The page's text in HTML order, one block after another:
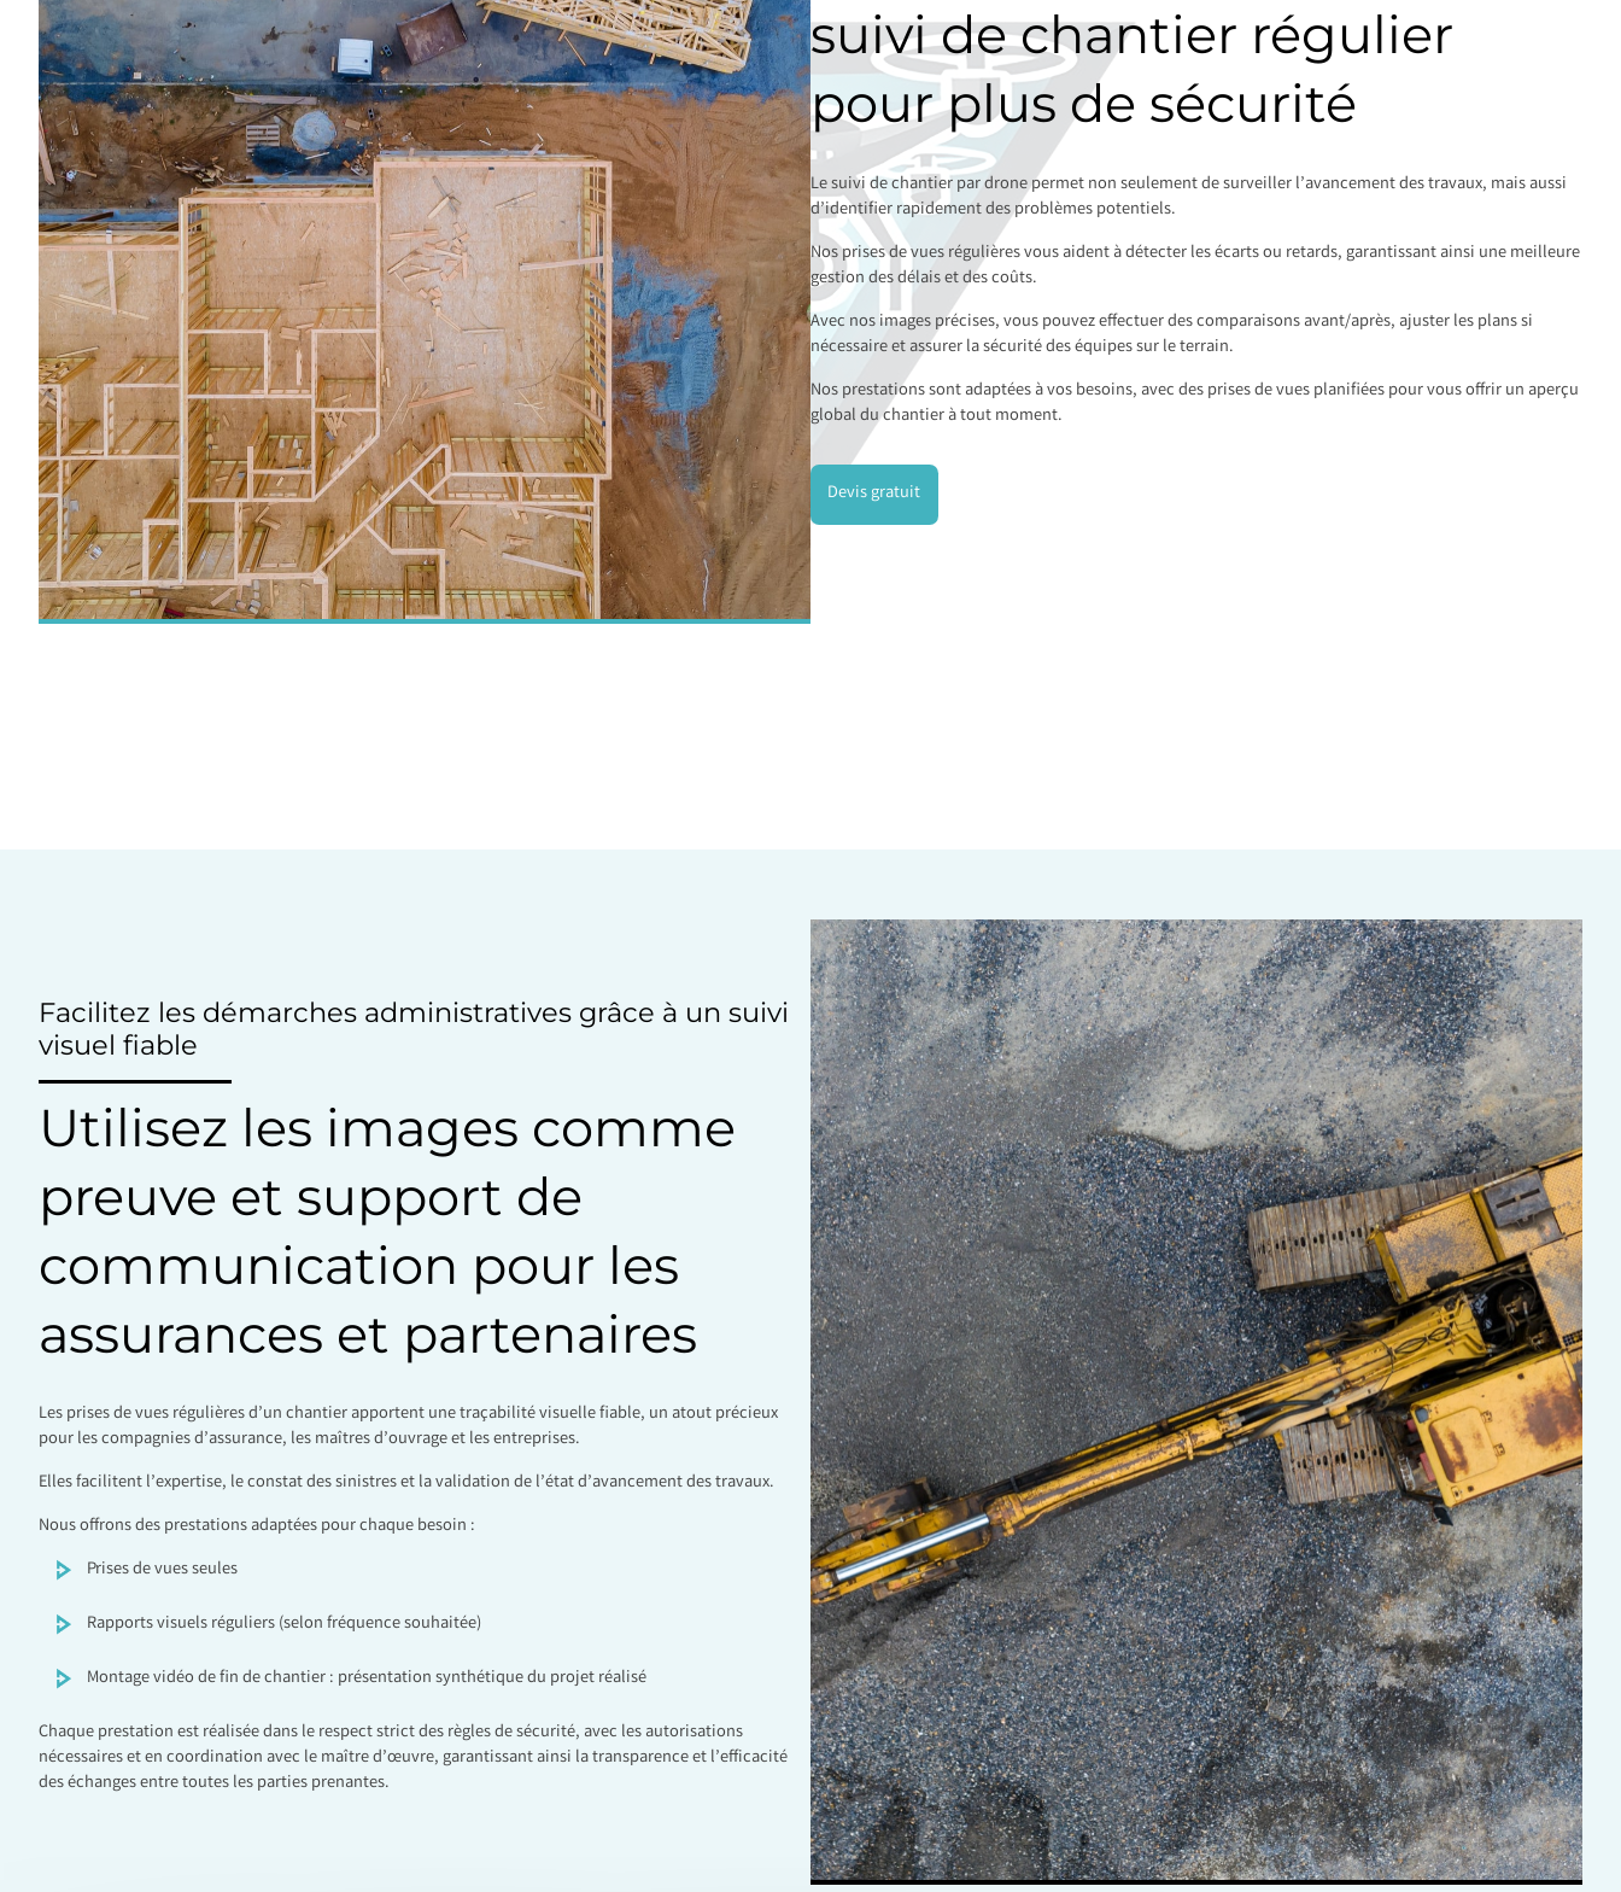
suivi de chantier régulier
pour plus de sécurité
Le suivi de chantier par drone permet non seulement de surveiller l’avancement des travaux, mais aussi
d’identifier rapidement des problèmes potentiels.
Nos prises de vues régulières vous aident à détecter les écarts ou retards, garantissant ainsi une meilleure
gestion des délais et des coûts.
Avec nos images précises, vous pouvez effectuer des comparaisons avant/après, ajuster les plans si
nécessaire et assurer la sécurité des équipes sur le terrain.
Nos prestations sont adaptées à vos besoins, avec des prises de vues planifiées pour vous offrir un aperçu
global du chantier à tout moment.
Devis gratuit
Facilitez les démarches administratives grâce à un suivi
visuel fiable
Utilisez les images comme
preuve et support de
communication pour les
assurances et partenaires
Les prises de vues régulières d’un chantier apportent une traçabilité visuelle fiable, un atout précieux
pour les compagnies d’assurance, les maîtres d’ouvrage et les entreprises.
Elles facilitent l’expertise, le constat des sinistres et la validation de l’état d’avancement des travaux.
Nous offrons des prestations adaptées pour chaque besoin :
Prises de vues seules
Rapports visuels réguliers (selon fréquence souhaitée)
Montage vidéo de fin de chantier : présentation synthétique du projet réalisé
Chaque prestation est réalisée dans le respect strict des règles de sécurité, avec les autorisations
nécessaires et en coordination avec le maître d’œuvre, garantissant ainsi la transparence et l’efficacité
des échanges entre toutes les parties prenantes.